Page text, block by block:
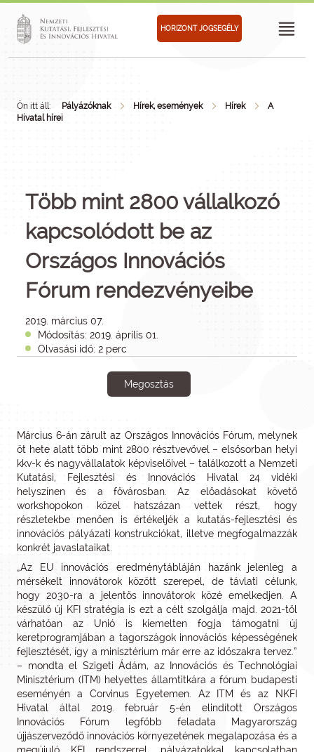
HORIZONT JOGSEGÉLY
Ön itt áll: Pályázóknak Hírek, események Hírek
A
Hivatal hírei
Több mint 2800 vállalkozó
kapcsolódott be az
Országos Innovációs
Fórum rendezvényeibe
2019. március 07.
Módosítás: 2019. április 01.
Olvasási idő: 2 perc
Megosztás
Március 6-án zárult az Országos Innovációs Fórum, melynek
öt hete alatt több mint 2800 résztvevővel – elsősorban helyi
kkv-k és nagyvállalatok képviselőivel – találkozott a Nemzeti
Kutatási, Fejlesztési és Innovációs Hivatal 24 vidéki
helyszínen és a fővárosban. Az előadásokat követő
workshopokon közel hatszázan vettek részt, hogy
részletekbe menően is értékeljék a kutatás-fejlesztési és
innovációs pályázati konstrukciókat, illetve megfogalmazzák
konkrét javaslataikat.
„Az EU innovációs eredménytábláján hazánk jelenleg a
mérsékelt innovátorok között szerepel, de távlati célunk,
hogy 2030-ra a jelentős innovátorok közé emelkedjen. A
készülő új KFI stratégia is ezt a célt szolgálja majd. 2021-től
várhatóan az Unió is kiemelten fogja támogatni új
keretprogramjában a tagországok innovációs képességének
fejlesztését, így a minisztérium már erre az időszakra tervez.”
– mondta el Szigeti Ádám, az Innovációs és Technológiai
Minisztérium (ITM) helyettes államtitkára a fórum budapesti
eseményén a Corvinus Egyetemen. Az ITM és az NKFI
Hivatal által 2019. február 5-én elindított Országos
Innovációs Fórum legfőbb feladata Magyarország
újjászerveződő innovációs környezetének megalapozása és a